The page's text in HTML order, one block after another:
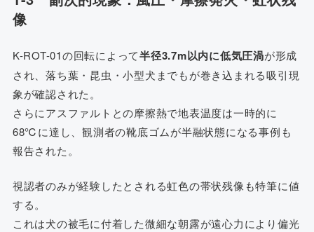
像
K-ROT-01の回転によって半径3.7m以内に低気圧渦が形成
され、落ち葉・昆虫・小型犬までもが巻き込まれる吸引現
象が確認された。
さらにアスファルトとの摩擦熱で地表温度は一時的に
68℃に達し、観測者の靴底ゴムが半融状態になる事例も
報告された。
視認者のみが経験したとされる虹色の帯状残像も特筆に値
する。
これは犬の被毛に付着した微細な朝露が遠心力により偏光